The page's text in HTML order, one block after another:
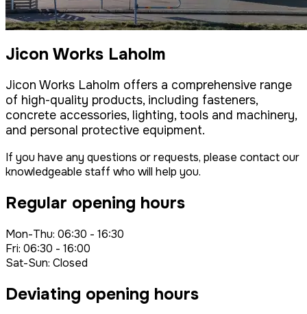
Jicon Works Laholm
Jicon Works Laholm offers a comprehensive range
of high-quality products, including fasteners,
concrete accessories, lighting, tools and machinery,
and personal protective equipment.
If you have any questions or requests, please contact our
knowledgeable staff who will help you.
Regular opening hours
Mon-Thu: 06:30 - 16:30
Fri: 06:30 - 16:00
Sat-Sun: Closed
Deviating opening hours